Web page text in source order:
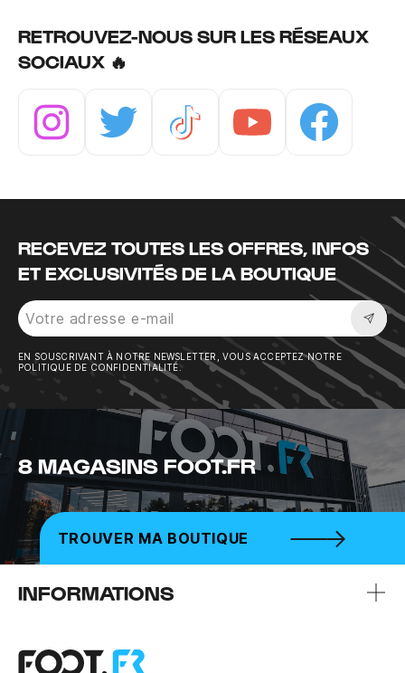
RETROUVEZ-NOUS SUR LES RÉSEAUX
SOCIAUX 🔥
RECEVEZ TOUTES LES OFFRES, INFOS
ET EXCLUSIVITÉS DE LA BOUTIQUE
EN SOUSCRIVANT À NOTRE NEWSLETTER, VOUS ACCEPTEZ NOTRE
POLITIQUE DE CONFIDENTIALITÉ.
8 MAGASINS FOOT.FR
TROUVER MA BOUTIQUE
INFORMATIONS